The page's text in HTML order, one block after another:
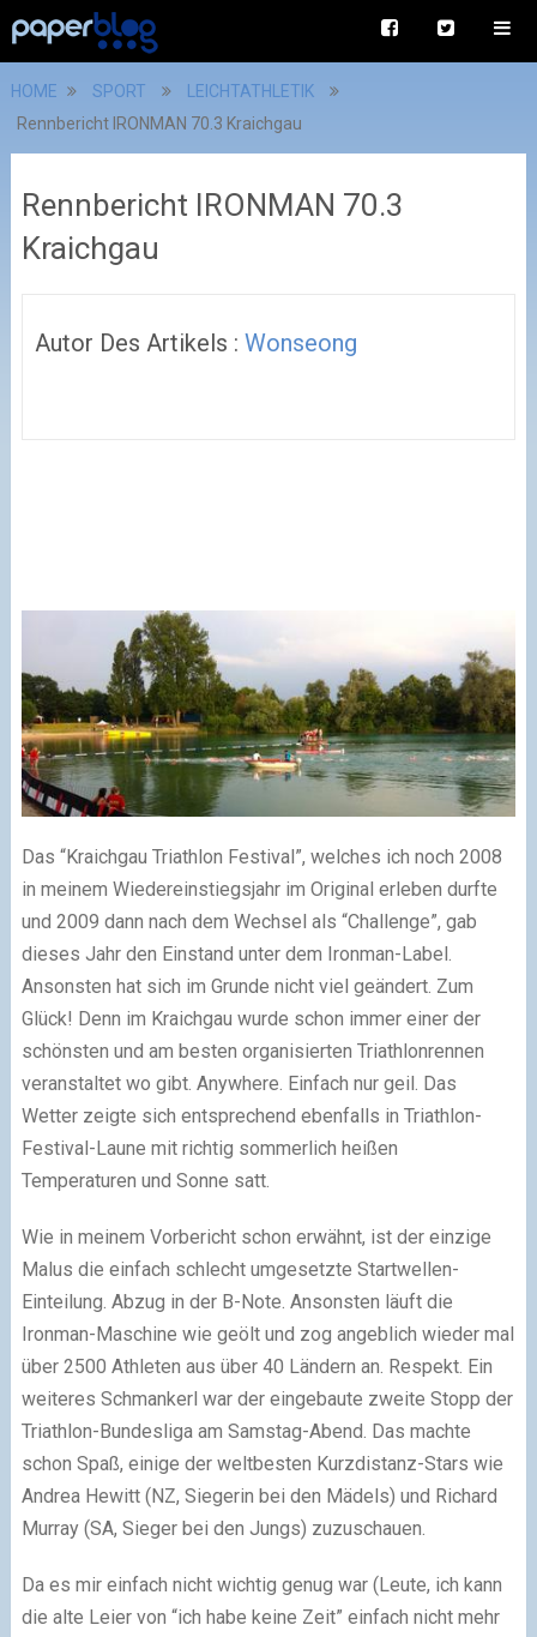
HOME SPORT
LEICHTATHLETIK
Rennbericht IRONMAN 70.3 Kraichgau
Rennbericht IRONMAN 70.3
Kraichgau
Autor Des Artikels : Wonseong
Das “Kraichgau Triathlon Festival”, welches ich noch 2008
in meinem Wiedereinstiegsjahr im Original erleben durfte
und 2009 dann nach dem Wechsel als “Challenge”, gab
dieses Jahr den Einstand unter dem Ironman-Label.
Ansonsten hat sich im Grunde nicht viel geändert. Zum
Glück! Denn im Kraichgau wurde schon immer einer der
schönsten und am besten organisierten Triathlonrennen
veranstaltet wo gibt. Anywhere. Einfach nur geil. Das
Wetter zeigte sich entsprechend ebenfalls in Triathlon-
Festival-Laune mit richtig sommerlich heißen
Temperaturen und Sonne satt.
Wie in meinem Vorbericht schon erwähnt, ist der einzige
Malus die einfach schlecht umgesetzte Startwellen-
Einteilung. Abzug in der B-Note. Ansonsten läuft die
Ironman-Maschine wie geölt und zog angeblich wieder mal
über 2500 Athleten aus über 40 Ländern an. Respekt. Ein
weiteres Schmankerl war der eingebaute zweite Stopp der
Triathlon-Bundesliga am Samstag-Abend. Das machte
schon Spaß, einige der weltbesten Kurzdistanz-Stars wie
Andrea Hewitt (NZ, Siegerin bei den Mädels) und Richard
Murray (SA, Sieger bei den Jungs) zuzuschauen.
Da es mir einfach nicht wichtig genug war (Leute, ich kann
die alte Leier von “ich habe keine Zeit” einfach nicht mehr